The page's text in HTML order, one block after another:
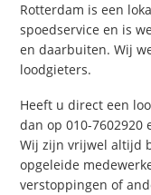
Rotterdam is een
spoedservice en is
en daarbuiten. Wij
loodgieters.
Heeft u direct een
dan op 010-
Wij zijn vrijwel altijd
opgeleide
verstoppingen of